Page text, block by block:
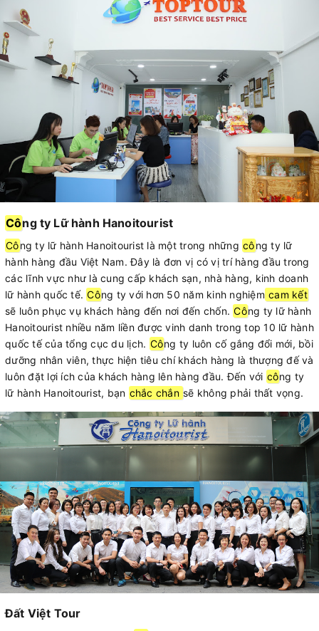
Công ty Lữ hành Hanoitourist
Công ty lữ hành Hanoitourist là một trong những công ty lữ
hành hàng đầu Việt Nam. Đây là đơn vị có vị trí hàng đầu trong
các lĩnh vực như là cung cấp khách sạn, nhà hàng, kinh doanh
lữ hành quốc tế. Công ty với hơn 50 năm kinh nghiệm cam kết
sẽ luôn phục vụ khách hàng đến nơi đến chốn. Công ty lữ hành
Hanoitourist nhiều năm liền được vinh danh trong top 10 lữ hành
quốc tế của tổng cục du lịch. Công ty luôn cố gắng đổi mới, bồi
dưỡng nhân viên, thực hiện tiêu chí khách hàng là thượng đế và
luôn đặt lợi ích của khách hàng lên hàng đầu. Đến với công ty
lữ hành Hanoitourist, bạn chắc chắn sẽ không phải thất vọng.
Đất Việt Tour